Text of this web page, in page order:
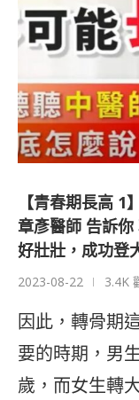
【青春期長高
章彥醫師 告訴
好壯壯，成功登
2023-08-22 3.4K
因此，轉骨期
要的時期，男
歲，而女生轉